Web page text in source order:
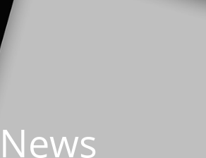
News